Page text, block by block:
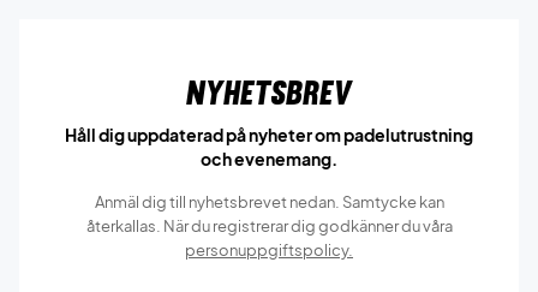
Nyhetsbrev
Håll dig uppdaterad på nyheter om padelutrustning
och evenemang.
Anmäl dig till nyhetsbrevet nedan. Samtycke kan
återkallas. När du registrerar dig godkänner du våra
personuppgiftspolicy.